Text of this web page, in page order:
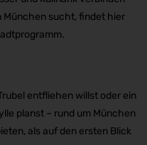
sucht, findet hier
entfliehen willst oder ein
planst – rund um München
als auf den ersten Blick